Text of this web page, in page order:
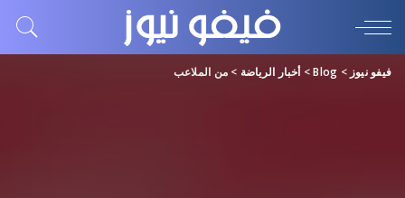
فيفو نيوز >
Blog
> أخبار الرياضة > من الملاعب